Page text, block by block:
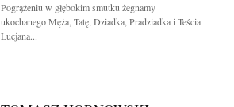
Pogrążeniu w głębokim smutku żegnamy
ukochanego Męża, Tatę, Dziadka, Pradziadka i Teścia
Lucjana...